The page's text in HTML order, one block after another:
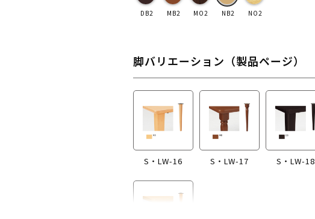
DB2 MB2 MO2 NB2 NO2
脚バリエーション（製品ページ）
S・LW-16 S・LW-17 S・LW-18